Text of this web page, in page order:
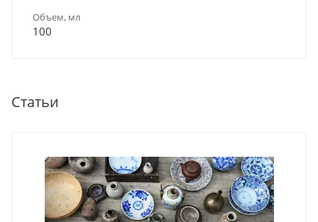
Объем, мл
100
Статьи